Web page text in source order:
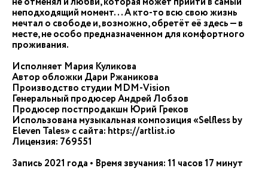
неподходящий момент... А кто-то всю свою жизнь
мечтал о свободе и, возможно, обретёт её здесь — в
месте, не особо предназначенном для комфортного
проживания.
Исполняет Мария Куликова
Автор обложки Дари Ржаникова
Производство студии MDM-Vision
Генеральный продюсер Андрей Лобзов
Продюсер постпродакшн Юрий Греков
Использована музыкальная композиция «Selfless by
Eleven Tales» с сайта: https://artlist.io
Лицензия: 769551
Запись 2021 года • Время звучания: 11 часов 17 минут